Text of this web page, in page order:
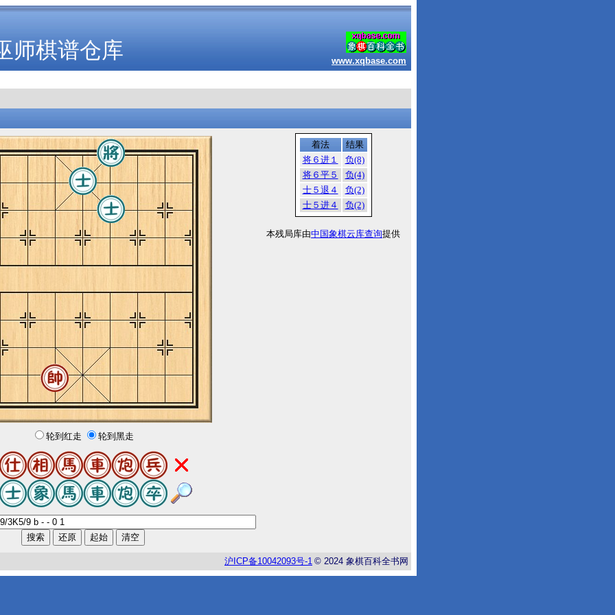
师棋谱仓库 www.xqbase.com
轮到红走 轮到黑走
着法
结果
将６进１
负(8)
将６平５
负(4)
士５退４
负(2)
士５进４
负(2)
本残局库由中国象棋云库查询提供
沪 ICP备10042093号-1 © 2024 象棋百科全书网